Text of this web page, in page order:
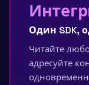
Один SDK,
Читайте
адресуйте